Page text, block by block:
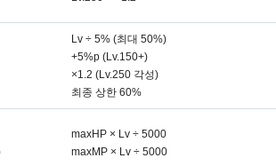
Lv ÷ 5% (최대 50%)
+5%p (Lv.150+)
×1.2 (Lv.250 각성)
최종 상한 60%
maxHP × Lv ÷ 5000
maxMP × Lv ÷ 5000